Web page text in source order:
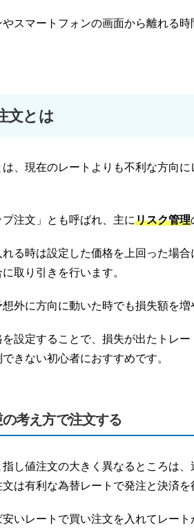
やスマートフォンの画面から離れる
文とは
、現在のレートよりも不利な方向
注文」とも呼ばれ、主にリスク管理
る時は設定した価格を上回った場
取り引きを行います。
外に方向に動いた時でも損失額を増
設定することで、損失が出たトレ
できない初心者におすすめです。
考え方で注文する
し値注文の大きく異なるところは
は有利な為替レートで発注と決済を
いレートで買い注文を入れてレー